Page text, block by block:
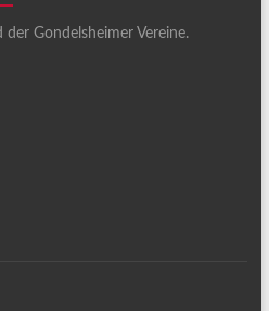
Gondelsheimer Vereine.